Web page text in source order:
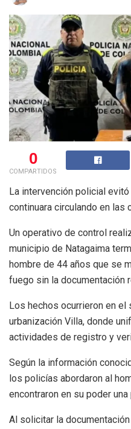
0
COMPARTIDOS
La intervención policial
continuara circulando en las
Un operativo de control
municipio de Natagaima
hombre de 44 años que se
fuego sin la documentación
Los hechos ocurrieron en
urbanización Villa, donde
actividades de registro y
Según la información
los policías abordaron al
encontraron en su poder
Al solicitar la